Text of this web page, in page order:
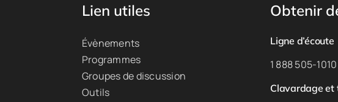
Lien utiles
Évènements
Programmes
Groupes de discussion
Outils
Obtenir
Ligne d’écoute
1 888 505-
Clavardage et